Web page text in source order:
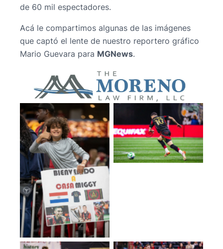
de 60 mil espectadores.
Acá le compartimos algunas de las imágenes
que captó el lente de nuestro reportero gráfico
Mario Guevara para MGNews.
No Caption
No Caption